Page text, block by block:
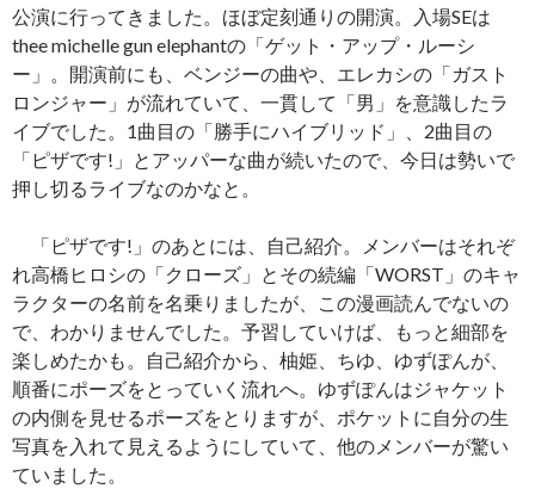
公演に行ってきました。ほぼ定刻通りの開演。入場SEは
thee michelle gun elephantの「ゲット・アップ・ルーシ
ー」。開演前にも、ベンジーの曲や、エレカシの「ガスト
ロンジャー」が流れていて、一貫して「男」を意識したラ
イブでした。1曲目の「勝手にハイブリッド」、2曲目の
「ピザです!」とアッパーな曲が続いたので、今日は勢いで
押し切るライブなのかなと。
「ピザです!」のあとには、自己紹介。メンバーはそれぞ
れ高橋ヒロシの「クローズ」とその続編「WORST」のキャ
ラクターの名前を名乗りましたが、この漫画読んでないの
で、わかりませんでした。予習していけば、もっと細部を
楽しめたかも。自己紹介から、柚姫、ちゆ、ゆずぽんが、
順番にポーズをとっていく流れへ。ゆずぽんはジャケット
の内側を見せるポーズをとりますが、ポケットに自分の生
写真を入れて見えるようにしていて、他のメンバーが驚い
ていました。